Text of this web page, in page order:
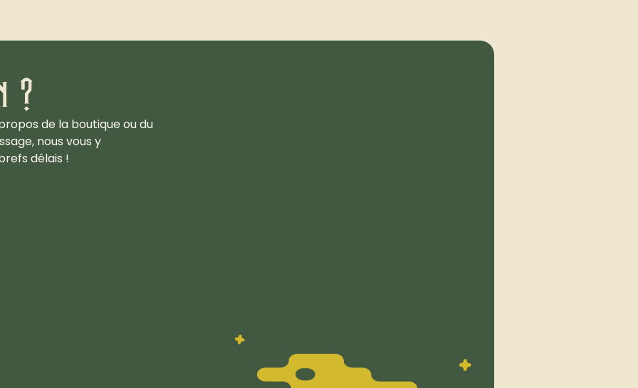
?
de la boutique ou du
nous vous y
délais !